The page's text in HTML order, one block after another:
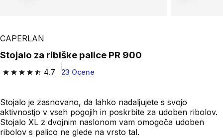
CAPERLAN
Stojalo za ribiške palice PR 900
4.7
4.7 od 5 zvezdic from 23 ocene
23 Ocene
Stojalo je zasnovano, da lahko nadaljujete s svojo
aktivnostjo v vseh pogojih in poskrbite za udoben ribolov.
Stojalo XL z dvojnim naslonom vam omogoča udoben
ribolov s palico ne glede na vrsto tal.